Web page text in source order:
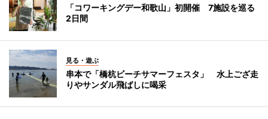
「コワーキングデー和歌山」初開催 7施設を巡る
2日間
見る・遊ぶ
串本で「橋杭ビーチサマーフェスタ」 水上ござ走
りやサンダル飛ばしに喝采